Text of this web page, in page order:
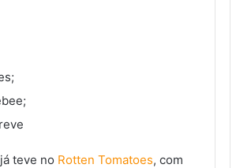
teve no Rotten Tomatoes, com